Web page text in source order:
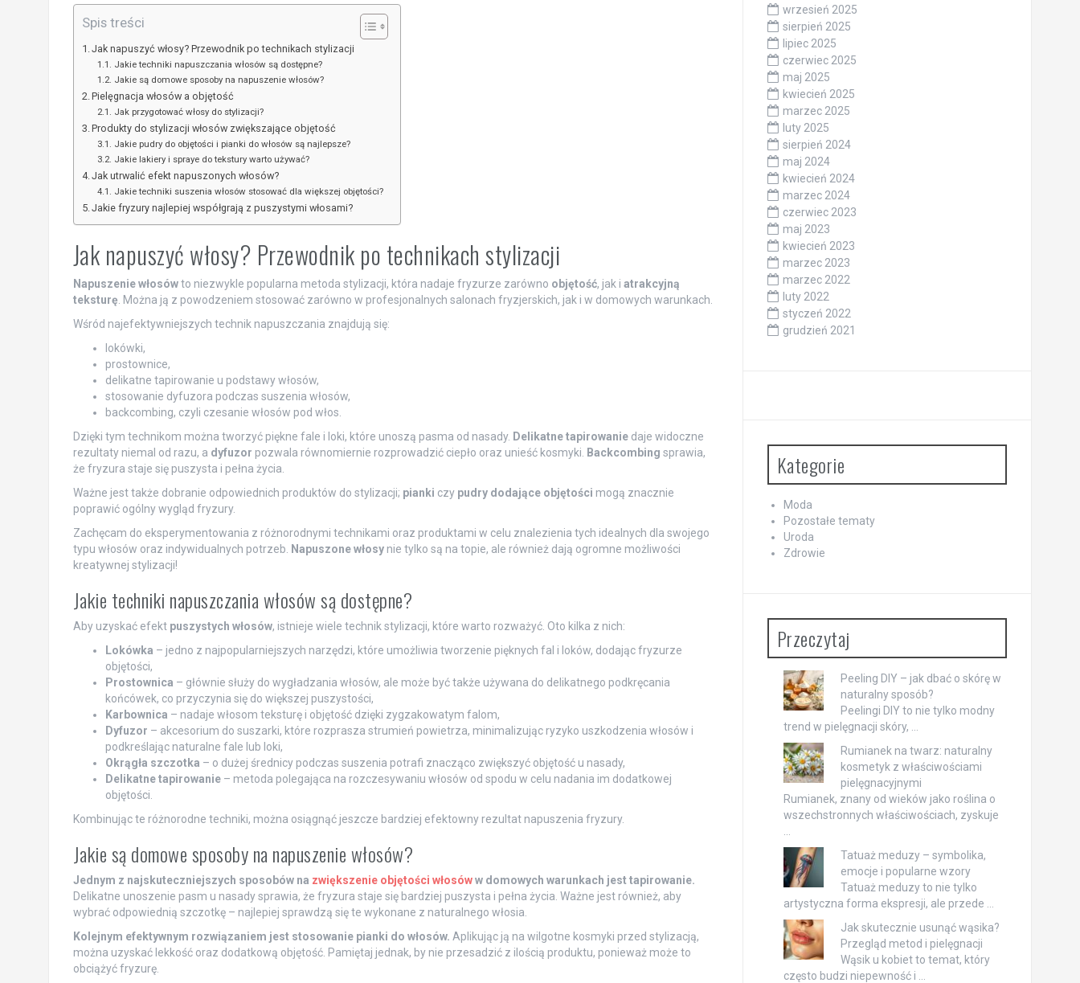
Spis treści
Jak napuszyć włosy? Przewodnik po technikach stylizacji
Jakie techniki napuszczania włosów są dostępne?
Jakie są domowe sposoby na napuszenie włosów?
Pielęgnacja włosów a objętość
Jak przygotować włosy do stylizacji?
Produkty do stylizacji włosów zwiększające objętość
Jakie pudry do objętości i pianki do włosów są najlepsze?
Jakie lakiery i spraye do tekstury warto używać?
Jak utrwalić efekt napuszonych włosów?
Jakie techniki suszenia włosów stosować dla większej objętości?
Jakie fryzury najlepiej współgrają z puszystymi włosami?
Jak napuszyć włosy? Przewodnik po technikach stylizacji
Napuszenie włosówto niezwykle popularna metoda stylizacji, która nadaje fryzurze zarówno objętość, jak i atrakcyjną
teksturę . Można ją z powodzeniem stosować zarówno w profesjonalnych salonach fryzjerskich, jak i w domowych warunkach.
Wśród najefektywniejszych technik napuszczania znajdują się:
lokówki,
prostownice,
delikatne tapirowanie u podstawy włosów,
stosowanie dyfuzora podczas suszenia włosów,
backcombing, czyli czesanie włosów pod włos.
Dzięki tym technikom można tworzyć piękne fale i loki, które unoszą pasma od nasady. Delikatne tapirowaniedaje widoczne
rezultaty niemal od razu, a dyfuzor pozwala równomiernie rozprowadzić ciepło oraz unieść kosmyki. Backcombing sprawia,
że fryzura staje się puszysta i pełna życia.
Ważne jest także dobranie odpowiednich produktów do stylizacji; pianki czy pudry dodające objętości mogą znacznie
poprawić ogólny wygląd fryzury.
Zachęcam do eksperymentowania z różnorodnymi technikami oraz produktami w celu znalezienia tych idealnych dla swojego
typu włosów oraz indywidualnych potrzeb.
Napuszone włosynie tylko są na topie, ale również dają ogromne możliwości
kreatywnej stylizacji!
Jakie techniki napuszczania włosów są dostępne?
Aby uzyskać efekt puszystych włosów, istnieje wiele technik stylizacji, które warto rozważyć. Oto kilka z nich:
Lokówka – jedno z najpopularniejszych narzędzi, które umożliwia tworzenie pięknych fal i loków, dodając fryzurze
objętości,
Prostownica – głównie służy do wygładzania włosów, ale może być także używana do delikatnego podkręcania
końcówek, co przyczynia się do większej puszystości,
Karbownica – nadaje włosom teksturę i objętość dzięki zygzakowatym falom,
Dyfuzor – akcesorium do suszarki, które rozprasza strumień powietrza, minimalizując ryzyko uszkodzenia włosów i
podkreślając naturalne fale lub loki,
Okrągła szczotka – o dużej średnicy podczas suszenia potrafi znacząco zwiększyć objętość u nasady,
Delikatne tapirowanie– metoda polegająca na rozczesywaniu włosów od spodu w celu nadania im dodatkowej
objętości.
Kombinując te różnorodne techniki, można osiągnąć jeszcze bardziej efektowny rezultat napuszenia fryzury.
Jakie są domowe sposoby na napuszenie włosów?
Jednym z najskuteczniejszych sposobów na zwiększenie objętości włosóww domowych warunkach jest tapirowanie.
Delikatne unoszenie pasm u nasady sprawia, że fryzura staje się bardziej puszysta i pełna życia. Ważne jest również, aby
wybrać odpowiednią szczotkę – najlepiej sprawdzą się te wykonane z naturalnego włosia.
Kolejnym efektywnym rozwiązaniem jest stosowanie pianki do włosów. Aplikując ją na wilgotne kosmyki przed stylizacją,
można uzyskać lekkość oraz dodatkową objętość. Pamiętaj jednak, by nie przesadzić z ilością produktu, ponieważ może to
obciążyć fryzurę.
wrzesień 2025
sierpień 2025
lipiec 2025
czerwiec 2025
maj 2025
kwiecień 2025
marzec 2025
luty 2025
sierpień 2024
maj 2024
kwiecień 2024
marzec 2024
czerwiec 2023
maj 2023
kwiecień 2023
marzec 2023
marzec 2022
luty 2022
styczeń 2022
grudzień 2021
Kategorie
Moda
Pozostałe tematy
Uroda
Zdrowie
Przeczytaj
Peeling DIY – jak dbać o skórę w
naturalny sposób?
Peelingi DIY to nie tylko modny
trend w pielęgnacji skóry, …
Rumianek na twarz: naturalny
kosmetyk z właściwościami
pielęgnacyjnymi
Rumianek, znany od wieków jako roślina o
wszechstronnych właściwościach, zyskuje
Tatuaż meduzy – symbolika,
emocje i popularne wzory
Tatuaż meduzy to nie tylko
artystyczna forma ekspresji, ale przede …
Jak skutecznie usunąć wąsika?
Przegląd metod i pielęgnacji
Wąsik u kobiet to temat, który
często budzi niepewność i …